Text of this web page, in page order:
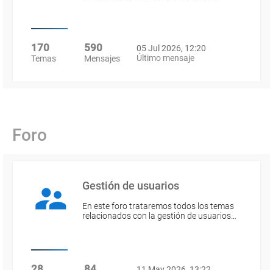
170
Temas
590
Mensajes
05 Jul 2026, 12:20
Último mensaje
Foro
Gestión de usuarios
En este foro trataremos todos los temas
relacionados con la gestión de usuarios…